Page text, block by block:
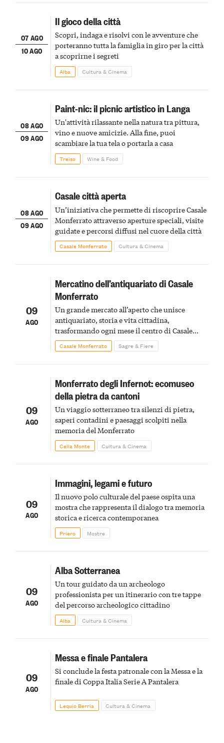
07 AGO
10 AGO
Il gioco della città
Scopri, indaga e risolvi con le avventure che
porteranno tutta la famiglia in giro per la città
a scoprirne i segreti
Alba Cultura & Cinema
08 AGO
09 AGO
Paint-nic: il picnic artistico in Langa
Un'attività rilassante nella natura tra pittura,
vino e nuove amicizie. Alla fine, puoi
scambiare la tua tela o portarla a casa
Treiso Wine & Food
08 AGO
09 AGO
Casale città aperta
Un’iniziativa che permette di riscoprire Casale
Monferrato attraverso aperture speciali, visite
guidate e percorsi diffusi nel cuore della città
Casale Monferrato Cultura & Cinema
09
AGO
Mercatino dell’antiquariato di Casale
Monferrato
Un grande mercato all’aperto che unisce
antiquariato, storia e vita cittadina,
trasformando ogni mese il centro di Casale
Monferrato in un luogo di scoperta e racconto
Casale Monferrato Sagre & Fiere
09
AGO
Monferrato degli Infernot: ecomuseo
della pietra da cantoni
Un viaggio sotterraneo tra silenzi di pietra,
saperi contadini e paesaggi scolpiti nella
memoria del Monferrato
Cella Monte Cultura & Cinema
09
AGO
Immagini, legami e futuro
Il nuovo polo culturale del paese ospita una
mostra che rappresenta il dialogo tra memoria
storica e ricerca contemporanea
Priero Mostre
09
AGO
Alba Sotterranea
Un tour guidato da un archeologo
professionista per un itinerario con tre tappe
del percorso archeologico cittadino
Alba Cultura & Cinema
09
AGO
Messa e finale Pantalera
Si conclude la festa patronale con la Messa e la
finale di Coppa Italia Serie A Pantalera
Lequio Berria Cultura & Cinema